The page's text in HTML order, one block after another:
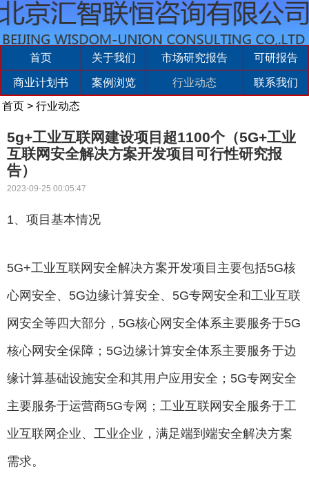
首页 关于我们 市场研究报告 可研报告
商业计划书 案例浏览 行业动态
联系我们
首页 > 行业动态
5g+工业互联网建设项目超1100个（5G+工业
互联网安全解决方案开发项目可行性研究报
告）
2023-09-25 00:05:47
1、项目基本情况
5G+工业互联网安全解决方案开发项目主要包括5G核
心网安全、5G边缘计算安全、5G专网安全和工业互联
网安全等四大部分，5G核心网安全体系主要服务于5G
核心网安全保障；5G边缘计算安全体系主要服务于边
缘计算基础设施安全和其用户应用安全；5G专网安全
主要服务于运营商5G专网；工业互联网安全服务于工
业互联网企业、工业企业，满足端到端安全解决方案
需求。